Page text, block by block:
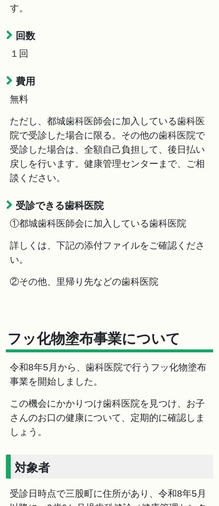
す。
回数
１回
費用
無料
ただし、都城歯科医師会に加入している歯科医
院で受診した場合に限る。その他の歯科医院で
受診した場合は、全額自己負担して、後日払い
戻しを行います。健康管理センターまで、ご相
談ください。
受診できる歯科医院
①都城歯科医師会に加入している歯科医院
詳しくは、下記の添付ファイルをご確認くださ
い。
②その他、里帰り先などの歯科医院
フッ化物塗布事業について
令和8年5月から、歯科医院で行うフッ化物塗布
事業を開始しました。
この機会にかかりつけ歯科医院を見つけ、お子
さんのお口の健康について、定期的に確認しま
しょう。
対象者
受診日時点で三股町に住所があり、令和8年5月